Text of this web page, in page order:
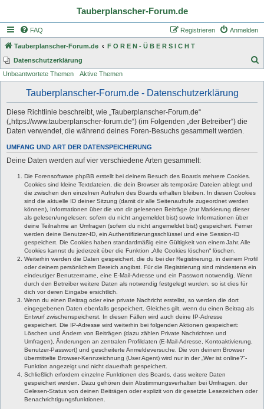
Tauberplanscher-Forum.de
FAQ Anmelden
Registrieren
Tauberplanscher-Forum.de
F O R E N - Ü B E R S I C H T
Datenschutzerklärung
Unbeantwortete Themen Aktive Themen
Tauberplanscher-Forum.de - Datenschutzerklärung
Diese Richtlinie beschreibt, wie „Tauberplanscher-Forum.de“
(„https://www.tauberplanscher-forum.de“) (im Folgenden „der Betreiber“) die
Daten verwendet, die während deines Foren-Besuchs gesammelt werden.
UMFANG UND ART DER DATENSPEICHERUNG
Deine Daten werden auf vier verschiedene Arten gesammelt:
Die Forensoftware phpBB erstellt bei deinem Besuch des Boards mehrere Cookies.
Cookies sind kleine Textdateien, die dein Browser als temporäre Dateien ablegt und
die zwischen den einzelnen Aufrufen des Boards erhalten bleiben. In diesen Cookies
sind die aktuelle ID deiner Sitzung (damit dir alle Seitenaufrufe zugeordnet werden
können), Informationen über die von dir gelesenen Beiträge (zur Markierung dieser
als gelesen/ungelesen; sofern du nicht angemeldet bist) sowie Informationen über
deine Teilnahme an Umfragen (sofern du nicht angemeldet bist) gespeichert. Ferner
werden deine Benutzer-ID, ein Authentifizierungsschlüssel und eine Session-ID
gespeichert. Die Cookies haben standardmäßig eine Gültigkeit von einem Jahr. Alle
Cookies kannst du jederzeit über die Funktion „Alle Cookies löschen“ löschen.
Weiterhin werden die Daten gespeichert, die du bei der Registrierung, in deinem Profil
oder deinem persönlichem Bereich angibst. Für die Registrierung sind mindestens ein
eindeutiger Benutzername, eine E-Mail-Adresse und ein Passwort notwendig. Wenn
durch den Betreiber weitere Daten als notwendig festgelegt wurden, so ist dies für
dich vor deren Eingabe ersichtlich.
Wenn du einen Beitrag oder eine private Nachricht erstellst, so werden die dort
eingegebenen Daten ebenfalls gespeichert. Gleiches gilt, wenn du einen Beitrag als
Entwurf zwischenspeicherst. In diesen Fällen wird auch deine IP-Adresse
gespeichert. Die IP-Adresse wird weiterhin bei folgenden Aktionen gespeichert:
Löschen und Ändern von Beiträgen (dazu zählen Private Nachrichten und
Umfragen), Änderungen an zentralen Profildaten (E-Mail-Adresse, Kontoaktivierung,
Benutzer-Passwort) und gescheiterte Anmeldeversuche. Die von deinem Browser
übermittelte Browser-Kennzeichnung (User Agent) wird nur in der „Wer ist online?“-
Funktion angezeigt und nicht dauerhaft gespeichert.
Schließlich erfordern einzelne Funktionen des Boards, dass weitere Daten
gespeichert werden. Dazu gehören dein Abstimmungsverhalten bei Umfragen, der
Gelesen-Status von deinen Beiträgen oder explizit von dir gesetzte Lesezeichen oder
Benachrichtigungsfunktionen.